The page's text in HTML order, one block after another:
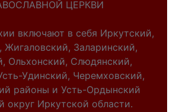
ЦЕРКВИ
включают в себя Иркутский,
Жигаловский, Заларинский,
Ольхонский, Слюдянский,
Удинский, Черемховский,
районы и Усть-Ордынский
округ Иркутской области.